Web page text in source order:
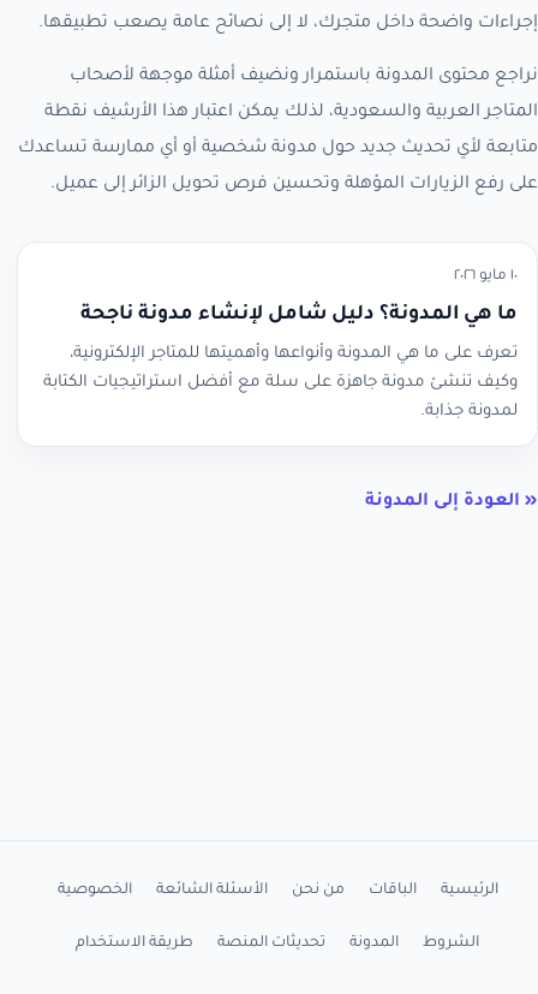
إجراءات واضحة داخل متجرك، لا إلى نصائح عامة يصعب تطبيقها.
نراجع محتوى المدونة باستمرار ونضيف أمثلة موجهة لأصحاب
المتاجر العربية والسعودية، لذلك يمكن اعتبار هذا الأرشيف نقطة
متابعة لأي تحديث جديد حول مدونة شخصية أو أي ممارسة تساعدك
على رفع الزيارات المؤهلة وتحسين فرص تحويل الزائر إلى عميل.
١٠ مايو ٢٠٢٦
ما هي المدونة؟ دليل شامل لإنشاء مدونة ناجحة
تعرف على ما هي المدونة وأنواعها وأهميتها للمتاجر الإلكترونية،
وكيف تنشئ مدونة جاهزة على سلة مع أفضل استراتيجيات الكتابة
لمدونة جذابة.
« العودة إلى المدونة
الرئيسية الباقات من نحن الأسئلة الشائعة الخصوصية
الشروط المدونة تحديثات المنصة طريقة الاستخدام